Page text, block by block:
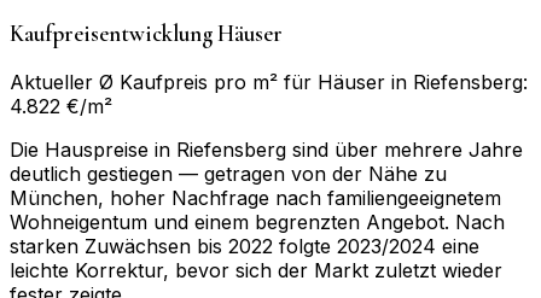
Kaufpreisentwicklung Häuser
Aktueller Ø Kaufpreis pro m² für Häuser in Riefensberg:
4.822 €/m²
Die Hauspreise in Riefensberg sind über mehrere Jahre
deutlich gestiegen — getragen von der Nähe zu
München, hoher Nachfrage nach familiengeeignetem
Wohneigentum und einem begrenzten Angebot. Nach
starken Zuwächsen bis 2022 folgte 2023/2024 eine
leichte Korrektur, bevor sich der Markt zuletzt wieder